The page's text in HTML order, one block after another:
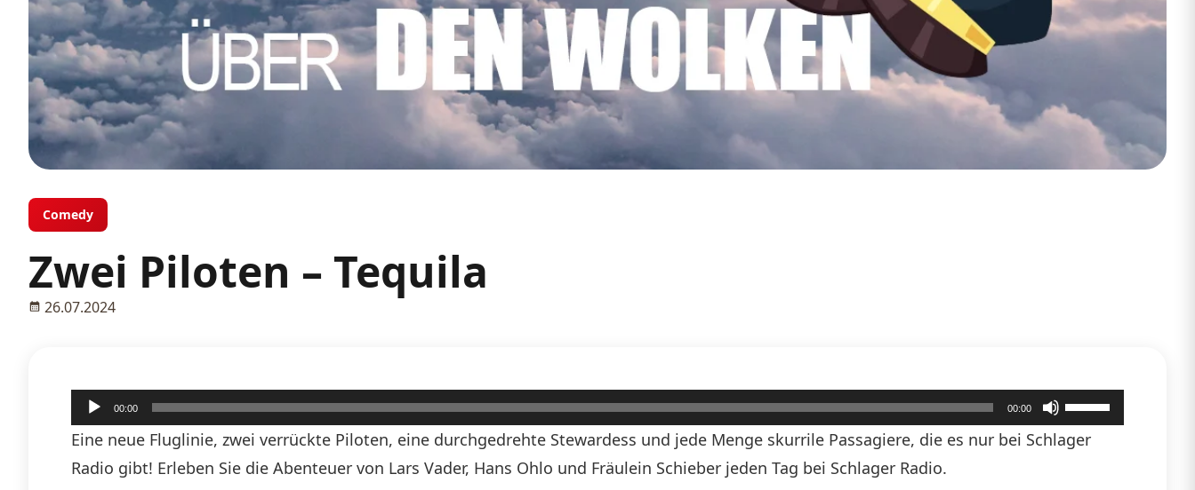
Comedy
Zwei Piloten – Tequila
26.07.2024
Audio-
Player
00:00 00:00
Pfeiltasten
Eine neue Fluglinie, zwei verrückte Piloten, eine durchgedrehte Stewardess und jede Menge skurrile Passagiere, die es nur bei Schlager
Radio gibt! Erleben Sie die Abenteuer von Lars Vader, Hans Ohlo und Fräulein Schieber jeden Tag bei Schlager Radio.